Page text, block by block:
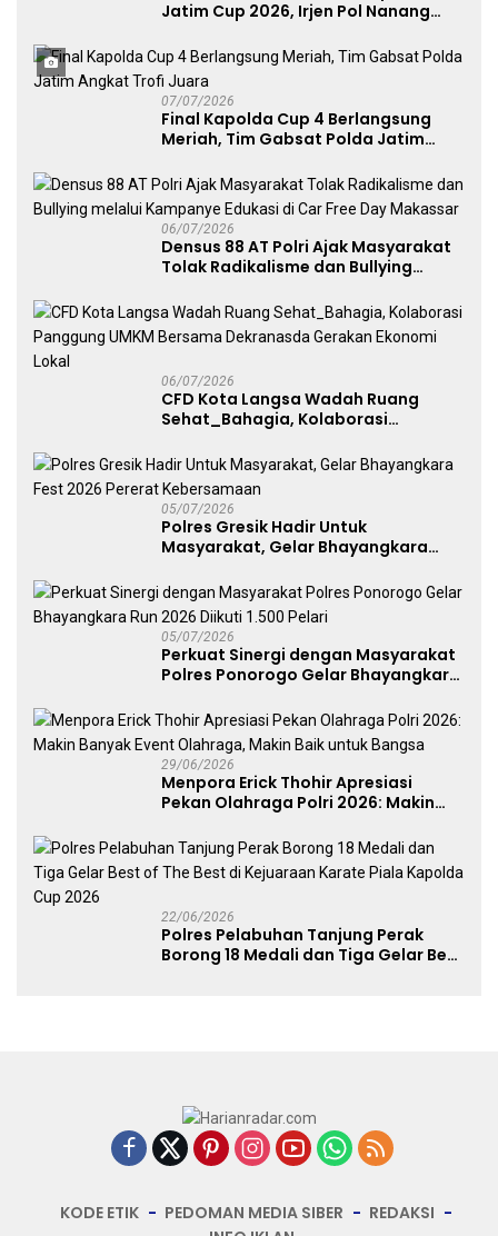
Jatim Cup 2026, Irjen Pol Nanang
Penggunaan Senjata Api
07/07/2026
Final Kapolda Cup 4 Berlangsung
Meriah, Tim Gabsat Polda Jatim
06/07/2026
Densus 88 AT Polri Ajak Masyarakat
Tolak Radikalisme dan Bullying
Free Day Makassar
06/07/2026
CFD Kota Langsa Wadah Ruang
Sehat_Bahagia, Kolaborasi
Dekranasda Gerakan Ekonomi Lokal
05/07/2026
Polres Gresik Hadir Untuk
Masyarakat, Gelar Bhayangkara
05/07/2026
Perkuat Sinergi dengan Masyarakat
Polres Ponorogo Gelar Bhayangkara
29/06/2026
Menpora Erick Thohir Apresiasi
Pekan Olahraga Polri 2026: Makin
untuk Bangsa
22/06/2026
Polres Pelabuhan Tanjung Perak
Borong 18 Medali dan Tiga Gelar Best
KODE ETIK PEDOMAN MEDIA SIBER
REDAKSI